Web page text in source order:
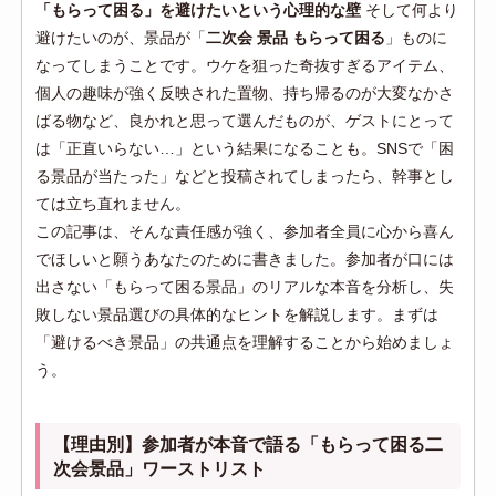
「もらって困る」を避けたいという心理的な壁 そして何より
避けたいのが、景品が「二次会 景品 もらって困る 」ものに
なってしまうことです。ウケを狙った奇抜すぎるアイテム、
個人の趣味が強く反映された置物、持ち帰るのが大変なかさ
ばる物など、良かれと思って選んだものが、ゲストにとって
は「正直いらない…」という結果になることも。SNSで「困
る景品が当たった」などと投稿されてしまったら、幹事とし
ては立ち直れません。
この記事は、そんな責任感が強く、参加者全員に心から喜ん
でほしいと願うあなたのために書きました。参加者が口には
出さない「もらって困る景品」のリアルな本音を分析し、失
敗しない景品選びの具体的なヒントを解説します。まずは
「避けるべき景品」の共通点を理解することから始めましょ
う。
【理由別】参加者が本音で語る「もらって困る二
次会景品」ワーストリスト